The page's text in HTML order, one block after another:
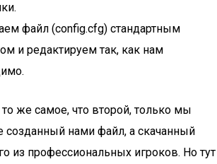
файл (config.cfg) стандартным
и редактируем так, как нам
же самое, что второй, только мы
нами файл, а скачанный
из профессиональных игроков. Но тут